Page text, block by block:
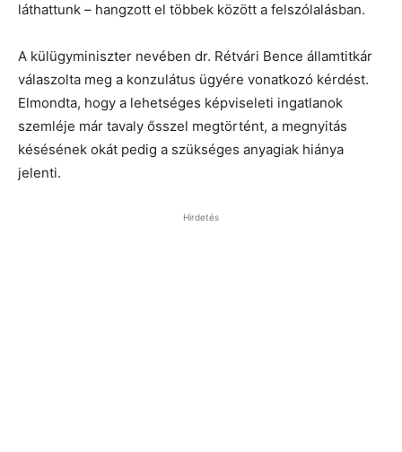
láthattunk – hangzott el többek között a felszólalásban.
A külügyminiszter nevében dr. Rétvári Bence államtitkár
válaszolta meg a konzulátus ügyére vonatkozó kérdést.
Elmondta, hogy a lehetséges képviseleti ingatlanok
szemléje már tavaly ősszel megtörtént, a megnyitás
késésének okát pedig a szükséges anyagiak hiánya
jelenti.
Hirdetés